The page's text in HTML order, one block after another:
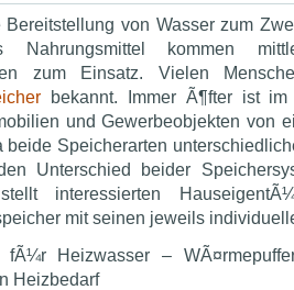
von Wasser zum
kommen
zum Einsatz. Vielen
bekannt. Immer Ã¶fter ist
und Gewerbeobjekten von
beide Speicherarten
Unterschied beider
interessierten
mit seinen jeweils
fÃ¼r Heizwasser –
Heizbedarf